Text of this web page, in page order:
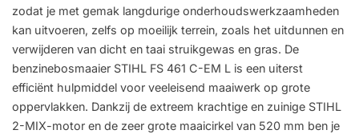
zodat je met gemak langdurige onderhoudswerkzaamheden
kan uitvoeren, zelfs op moeilijk terrein, zoals het uitdunnen en
verwijderen van dicht en taai struikgewas en gras. De
benzinebosmaaier STIHL FS 461 C-EM L is een uiterst
efficiënt hulpmiddel voor veeleisend maaiwerk op grote
oppervlakken. Dankzij de extreem krachtige en zuinige STIHL
2-MIX-motor en de zeer grote maaicirkel van 520 mm ben je